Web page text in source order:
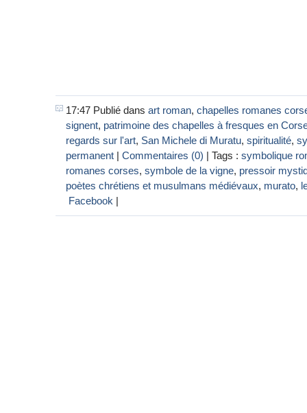
17:47 Publié dans art roman, chapelles romanes
signent, patrimoine des chapelles à fresques en
regards sur l'art, San Michele di Muratu, spiritualité,
permanent | Commentaires (0) | Tags : symbolique
romanes corses, symbole de la vigne, pressoir
poètes chrétiens et musulmans médiévaux, murato,
Facebook |